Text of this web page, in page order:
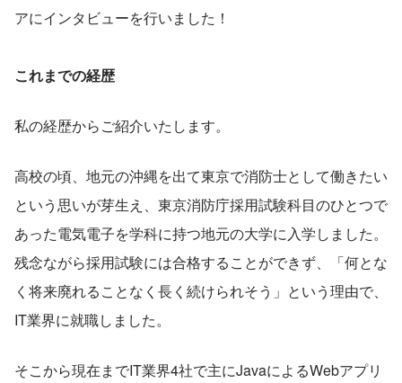
アにインタビューを行いました！
これまでの経歴
私の経歴からご紹介いたします。
高校の頃、地元の沖縄を出て東京で消防士として働きたい
という思いが芽生え、東京消防庁採用試験科目のひとつで
あった電気電子を学科に持つ地元の大学に入学しました。
残念ながら採用試験には合格することができず、「何とな
く将来廃れることなく長く続けられそう」という理由で、
IT業界に就職しました。
そこから現在までIT業界4社で主にJavaによるWebアプリ